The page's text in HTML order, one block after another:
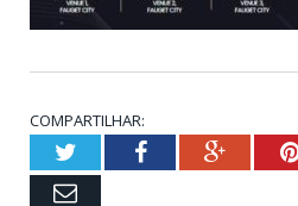
COMPARTILHAR:
TwitterFacebook
Email